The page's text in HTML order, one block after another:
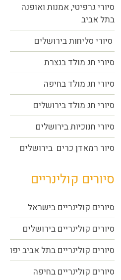
סיורי גרפיטי, אמנות ואופנה
בתל אביב
סיורי סליחות בירושלים
סיורי חג מולד בנצרת
סיורי חג מולד בחיפה
סיורי חג מולד בירושלים
סיורי חנוכיות בירושלים
סיור רמאדן כרים בירושלים
סיורים קולינריים
סיורים קולינריים בישראל
סיורים קולינריים בירושלים
סיורים קולינריים בתל אביב יפו
סיורים קולינריים בחיפה